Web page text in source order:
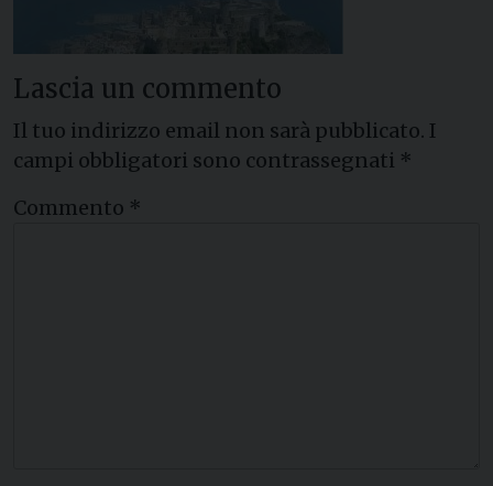
Lascia un commento
Il tuo indirizzo email non sarà pubblicato. I
campi obbligatori sono contrassegnati *
Commento *